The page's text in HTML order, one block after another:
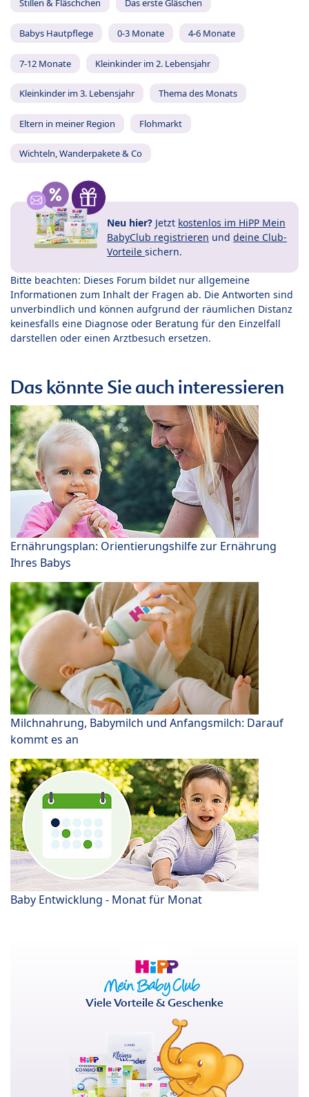
Stillen & Fläschchen Das erste Gläschen
Babys Hautpflege 0-3 Monate 4-6 Monate
7-12 Monate Kleinkinder im 2. Lebensjahr
Kleinkinder im 3. Lebensjahr Thema des Monats
Eltern in meiner Region Flohmarkt
Wichteln, Wanderpakete & Co
Neu hier? Jetzt kostenlos im HiPP Mein
BabyClub registrieren und deine Club-
Vorteile sichern.
Bitte beachten: Dieses Forum bildet nur allgemeine
Informationen zum Inhalt der Fragen ab. Die Antworten sind
unverbindlich und können aufgrund der räumlichen Distanz
keinesfalls eine Diagnose oder Beratung für den Einzelfall
darstellen oder einen Arztbesuch ersetzen.
Das könnte Sie auch interessieren
Ernährungsplan: Orientierungshilfe zur Ernährung
Ihres Babys
Milchnahrung, Babymilch und Anfangsmilch: Darauf
kommt es an
Baby Entwicklung - Monat für Monat
Viele Vorteile & Geschenke